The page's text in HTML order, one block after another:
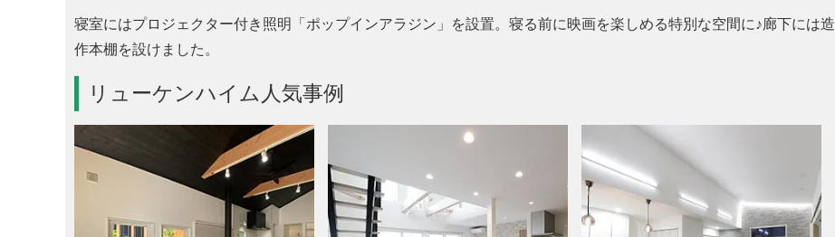
寝室にはプロジェクター付き照明「ポップインアラジン」を設置。寝る前に映画を楽しめる特別な空間に♪廊下には造
作本棚を設けました。
リューケンハイム人気事例